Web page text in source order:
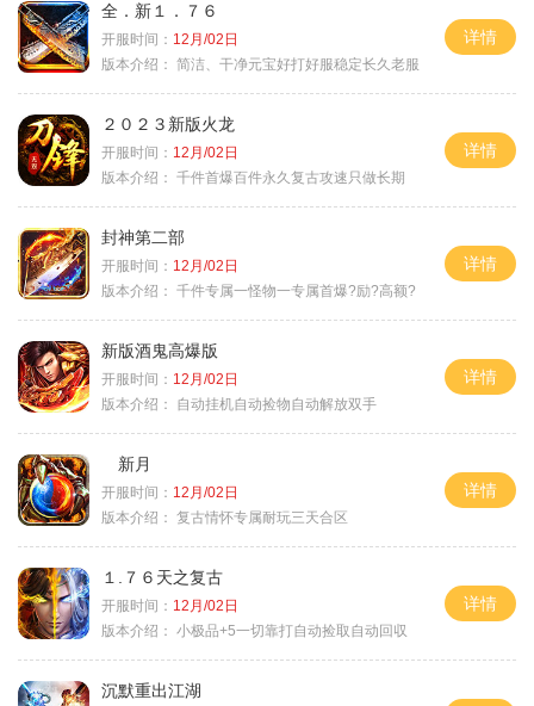
全．新１．７６
开服时间： 12月/02日
版本介绍： 简洁、干净元宝好打好服稳定长久老服
详情
２０２３新版火龙
开服时间： 12月/02日
版本介绍： 千件首爆百件永久复古攻速只做长期
详情
封神第二部
开服时间： 12月/02日
版本介绍： 千件专属一怪物一专属首爆?励?高额?
详情
新版酒鬼高爆版
开服时间： 12月/02日
版本介绍：
自动挂机自动捡物自动解放双手
详情
新月
开服时间： 12月/02日
版本介绍： 复古情怀专属耐玩三天合区
详情
１.７６天之复古
开服时间： 12月/02日
版本介绍： 小极品+5一切靠打自动捡取自动回収
详情
沉默重出江湖